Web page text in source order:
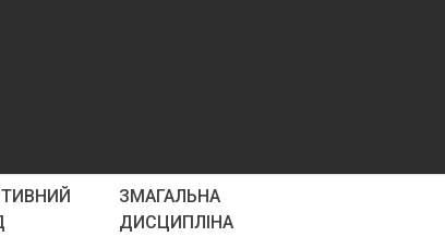
ЗМАГАЛЬНА
ДИСЦИПЛІНА